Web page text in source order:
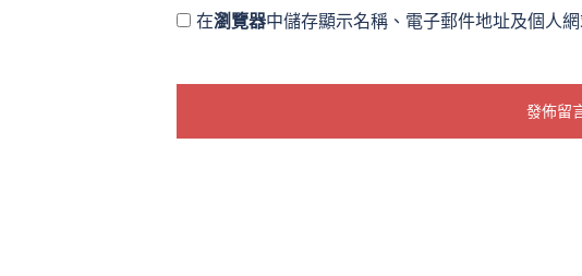
在瀏覽器中儲存顯示名稱、電子郵件地址及個人